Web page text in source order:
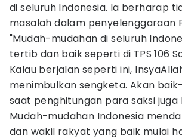
di seluruh Indonesia. Ia berharap
masalah dalam penyelenggaraan
"Mudah-mudahan di seluruh
tertib dan baik seperti di TPS 106
Kalau berjalan seperti ini,
menimbulkan sengketa. Akan
saat penghitungan para saksi juga
Mudah-mudahan Indonesia
dan wakil rakyat yang baik mulai